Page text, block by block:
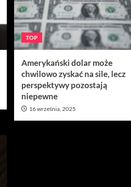
TOP
Amerykański dolar może
chwilowo zyskać na sile, lecz
perspektywy pozostają
niepewne
16 września, 2025